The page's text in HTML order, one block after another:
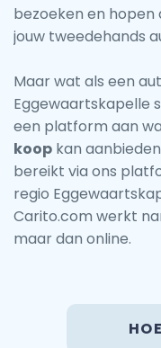
bezoeken en hopen
jouw tweedehands
Maar wat als een
Eggewaartskapelle
een platform aan
koop kan
bereikt via ons
regio
Carito.com werkt
maar dan online.